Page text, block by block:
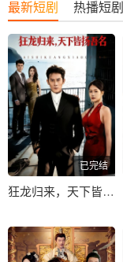
最新短剧 热播短剧
已完结
狂龙归来，天下皆扬吾名